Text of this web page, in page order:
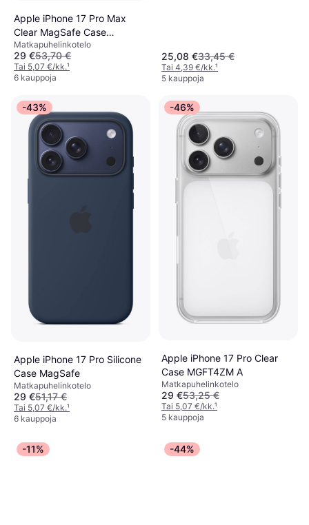
Apple iPhone 17 Pro Max
Clear MagSafe Case
MGFW4ZM A
Matkapuhelinkotelo
29 €53,70 €
Tai 5,07 €/kk.¹
6 kauppoja
25,08 €33,45 €
Tai 4,39 €/kk.¹
5 kauppoja
-43%
Apple iPhone 17 Pro Silicone
Case MagSafe
Matkapuhelinkotelo
29 €51,17 €
Tai 5,07 €/kk.¹
6 kauppoja
-46%
Apple iPhone 17 Pro Clear
Case MGFT4ZM A
Matkapuhelinkotelo
29 €53,25 €
Tai 5,07 €/kk.¹
5 kauppoja
-11% -44%